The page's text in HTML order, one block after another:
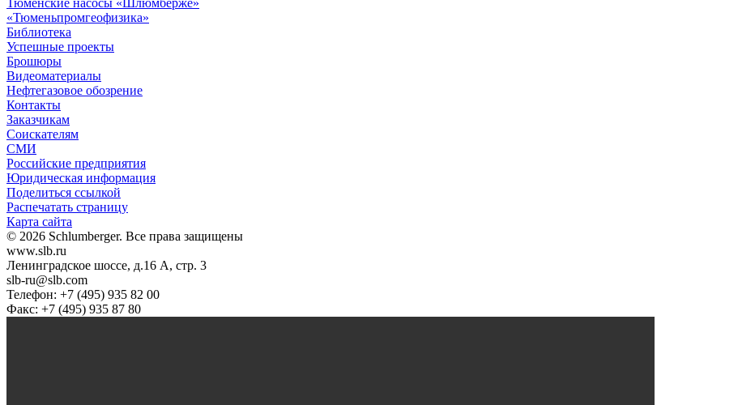
«Тюменьпромгеофизика»
Библиотека
Успешные проекты
Брошюры
Видеоматериалы
Нефтегазовое обозрение
Контакты
Заказчикам
Соискателям
СМИ
Российские предприятия
Юридическая информация
Поделиться ссылкой
Распечатать страницу
Карта сайта
© 2026 Schlumberger. Все права защищены
www.slb.ru
Ленинградское шоссе, д.16 А, стр. 3
slb-ru@slb.com
Телефон: +7 (495) 935 82 00
Факс: +7 (495) 935 87 80